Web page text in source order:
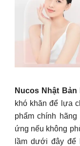
Nucos Nhật Bản
khó khăn để lựa
phẩm chính
ứng nếu không
lầm dưới đây để